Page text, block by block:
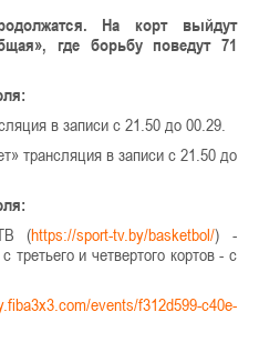
На корт выйдут
где борьбу поведут 71
в записи с 21.50 до 00.29.
трансляция в записи с 21.50 до
ТВ (https://sport-tv.by/basketbol/) -
третьего и четвертого кортов - с
events/f312d599-c40e-